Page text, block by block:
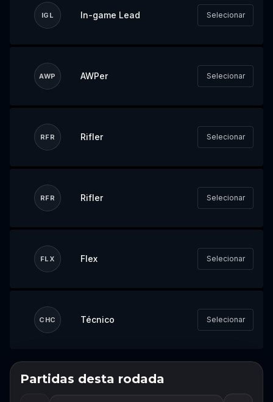
IGL In-game Lead Selecionar
AWP AWPer Selecionar
RFR Rifler Selecionar
RFR Rifler Selecionar
FLX Flex Selecionar
CHC Técnico Selecionar
Não perca o próximo evento
Partidas desta rodada